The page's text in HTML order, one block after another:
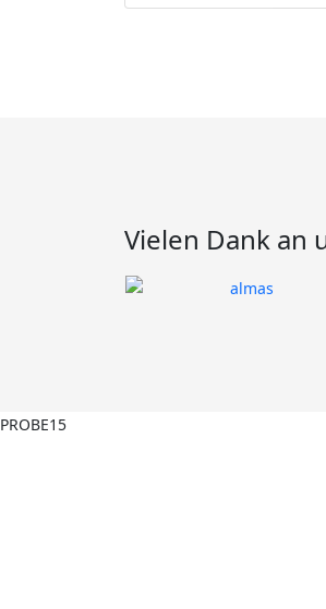
Vielen Dank an